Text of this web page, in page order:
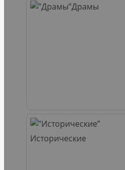
Драмы
Исторические